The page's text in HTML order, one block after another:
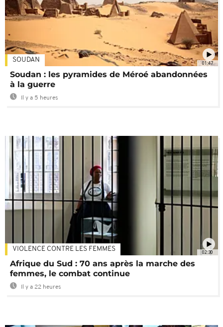
01:47
SOUDAN
Soudan : les pyramides de Méroé abandonnées
à la guerre
Il y a 5 heures
02:30
VIOLENCE CONTRE LES FEMMES
Afrique du Sud : 70 ans après la marche des
femmes, le combat continue
Il y a 22 heures